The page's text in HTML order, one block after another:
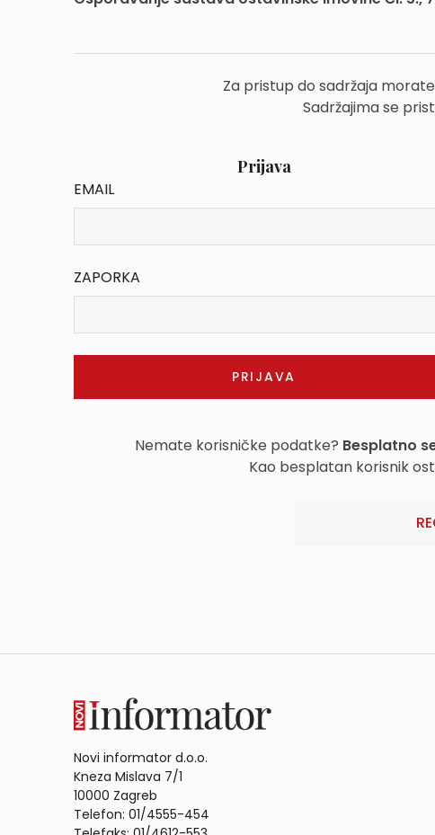
Za pristup do sadržaja
Sadržajima se
Prijava
EMAIL
ZAPORKA
Nemate korisničke podatke? Besplatno
Kao besplatan korisnik
Novi informator d.o.o.
Kneza Mislava 7/1
10000 Zagreb
Telefon: 01/4555-454